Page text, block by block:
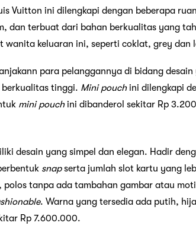
Vuitton ini dilengkapi dengan beberapa
dan terbuat dari bahan berkualitas yang
wanita keluaran ini, seperti coklat, grey dan
para pelanggannya di bidang
berkualitas tinggi. Mini pouchini dilengkapi
mini pouchini dibanderol sekitar Rp
desain yang simpel dan elegan. Hadir
snapserta jumlah slot kartu yang
polos tanpa ada tambahan gambar atau
. Warna yang tersedia ada putih,
Rp 7.600.000.